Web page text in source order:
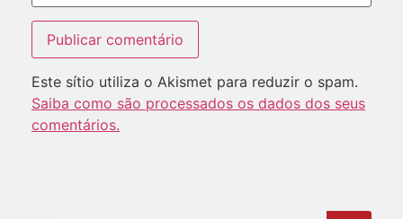
Este sítio utiliza o Akismet para reduzir o spam.
Saiba como são processados os dados dos seus
comentários.